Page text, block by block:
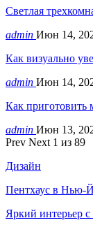
Светлая
admin Июн 14,
Как визуально
admin Июн 14,
Как приготовить
admin Июн 13,
Prev Next 1 из 89
Дизайн
Пентхаус в Нью-
Яркий интерьер